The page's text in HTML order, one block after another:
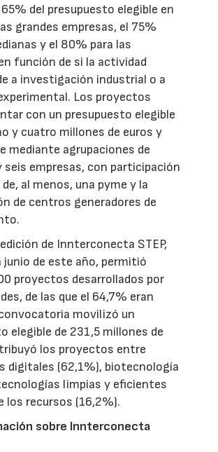
del presupuesto elegible en
grandes empresas, el 75%
y el 80% para las
función de si la actividad
a investigación industrial o a
Los proyectos
con un presupuesto elegible
y cuatro millones de euros y
mediante agrupaciones de
seis empresas, con participación
al menos, una pyme y la
de centros generadores de
de Innterconecta STEP,
junio de este año, permitió
proyectos desarrollados por
de las que el 64,7% eran
movilizó un
elegible de 231,5 millones de
los proyectos entre
digitales (62,1%), biotecnología
limpias y eficientes
los recursos (16,2%).
sobre Innterconecta